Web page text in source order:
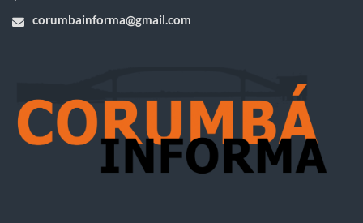
corumbainforma@gmail.com